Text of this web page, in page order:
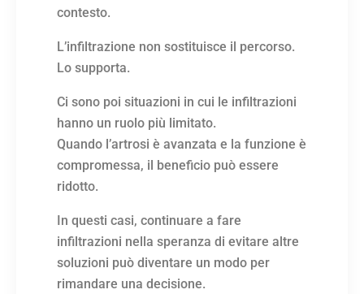
contesto.
L’infiltrazione non sostituisce il percorso.
Lo supporta.
Ci sono poi situazioni in cui le infiltrazioni
hanno un ruolo più limitato.
Quando l’artrosi è avanzata e la funzione è
compromessa, il beneficio può essere
ridotto.
In questi casi, continuare a fare
infiltrazioni nella speranza di evitare altre
soluzioni può diventare un modo per
rimandare una decisione.